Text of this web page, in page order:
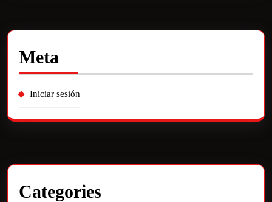
Meta
Iniciar sesión
Categories